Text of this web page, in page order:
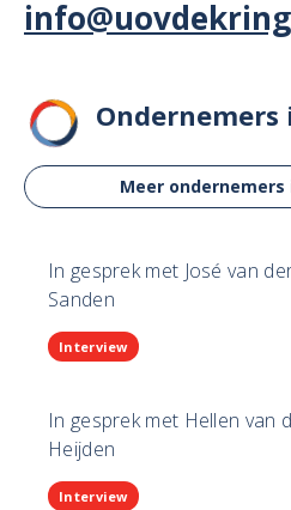
Meer
In gesprek met José van
Sanden
Interview
In gesprek met Hellen van
Heijden
Interview